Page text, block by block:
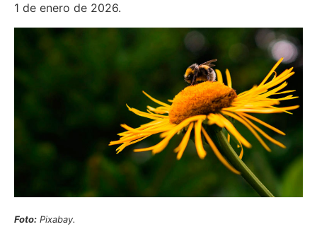
1 de enero de 2026.
Foto: Pixabay.